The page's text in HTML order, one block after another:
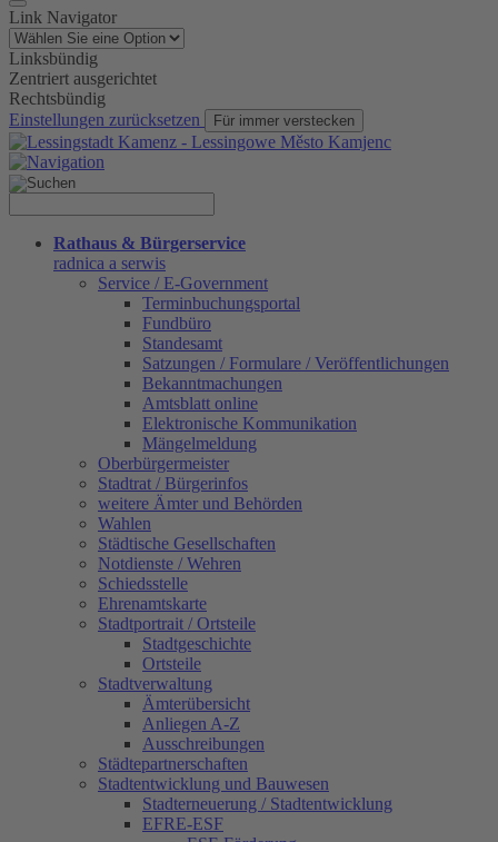
Link Navigator
Linksbündig
Zentriert ausgerichtet
Rechtsbündig
Einstellungen zurücksetzen
Für immer verstecken
Rathaus & Bürgerservice
radnica a serwis
Service / E-Government
Terminbuchungsportal
Fundbüro
Standesamt
Satzungen / Formulare / Veröffentlichungen
Bekanntmachungen
Amtsblatt online
Elektronische Kommunikation
Mängelmeldung
Oberbürgermeister
Stadtrat / Bürgerinfos
weitere Ämter und Behörden
Wahlen
Städtische Gesellschaften
Notdienste / Wehren
Schiedsstelle
Ehrenamtskarte
Stadtportrait / Ortsteile
Stadtgeschichte
Ortsteile
Stadtverwaltung
Ämterübersicht
Anliegen A-Z
Ausschreibungen
Städtepartnerschaften
Stadtentwicklung und Bauwesen
Stadterneuerung / Stadtentwicklung
EFRE-ESF